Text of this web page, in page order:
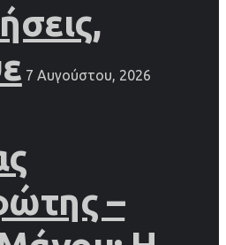
7 Αυγούστου, 2026
–